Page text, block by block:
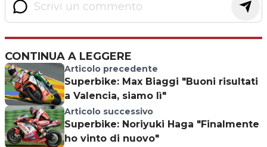
CONTINUA A LEGGERE
Articolo precedente
Superbike: Max Biaggi "Buoni risultati
a Valencia, siamo lì"
Articolo successivo
Superbike: Noriyuki Haga "Finalmente
ho vinto di nuovo"